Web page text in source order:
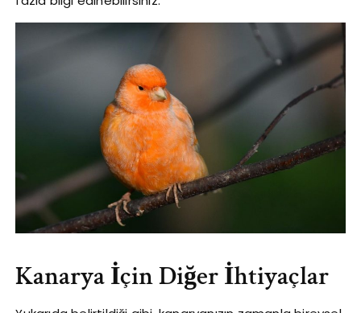
Kanarya İçin Diğer İhtiyaçlar